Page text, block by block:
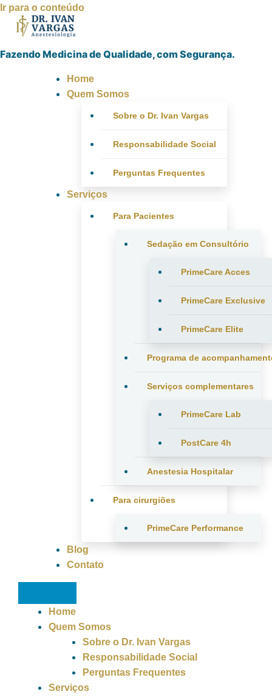
Ir para o conteúdo
Fazendo Medicina de Qualidade, com Segurança.
Home
Quem Somos
Sobre o Dr. Ivan Vargas
Responsabilidade Social
Perguntas Frequentes
Serviços
Para Pacientes
Sedação em Consultório
PrimeCare Acces
PrimeCare Exclusive
PrimeCare Elite
Programa de
Serviços complementares
PrimeCare Lab
PostCare 4h
Anestesia Hospitalar
Para cirurgiões
PrimeCare Performance
Blog
Contato
Home
Quem Somos
Sobre o Dr. Ivan Vargas
Responsabilidade Social
Perguntas Frequentes
Serviços